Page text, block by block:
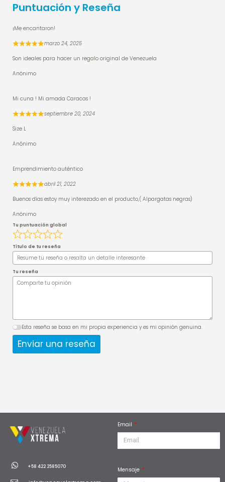
Puntuación y Reseña
¡Me encantaron!
marzo 24, 2025
Son ideales para hacer un regalo original de Venezuela
Anónimo
Mi cuna ! Mi amada Caracas !
septiembre 20, 2024
Size L
Anónimo
Emprendimiento auténtico
abril 21, 2022
Buenos días estoy muy interezado en el producto,( Alpargatas negras)
Anónimo
Tu puntuación global
Título de tu reseña
Tu reseña
Esta reseña se basa en mi propia experiencia y es mi opinión genuina.
Enviar una reseña
W +58 422 2585070
Email
Mensaje